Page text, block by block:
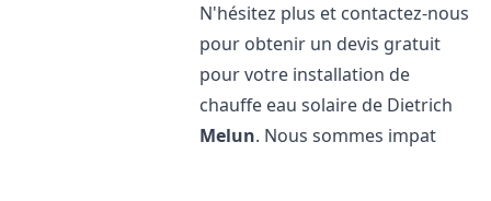
N'hésitez plus et contactez-nous
pour obtenir un devis gratuit
pour votre installation de
chauffe eau solaire de Dietrich
Melun. Nous sommes impat